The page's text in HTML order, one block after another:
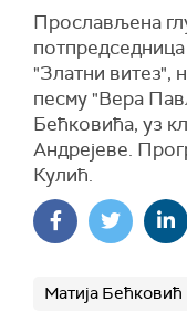
Прослављена
"Златни витез",
песму "Вера
Бећковића, уз
Андрејеве.
Кулић.
Матија Бећковић